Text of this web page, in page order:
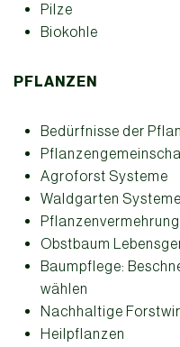
Pilze
Biokohle
PFLANZEN
Bedürfnisse der
Agroforst Systeme
Waldgarten Systeme
Pflanzenvermehrung
Obstbaum
Baumpflege:
wählen
Nachhaltige
Heilpflanzen